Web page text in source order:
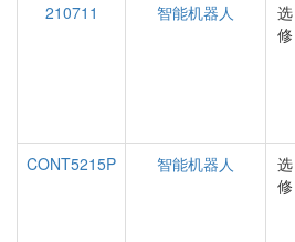
210711
智能机器人
选
修
CONT5215P
智能机器人
选
修